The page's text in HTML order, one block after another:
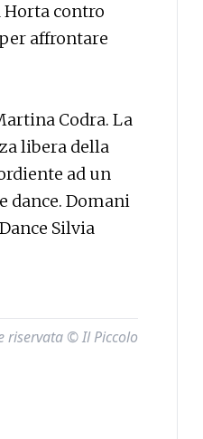
Horta contro
affrontare
Codra. La
libera della
ad un
dance. Domani
Silvia
riservata © Il Piccolo